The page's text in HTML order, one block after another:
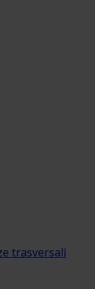
trasversali